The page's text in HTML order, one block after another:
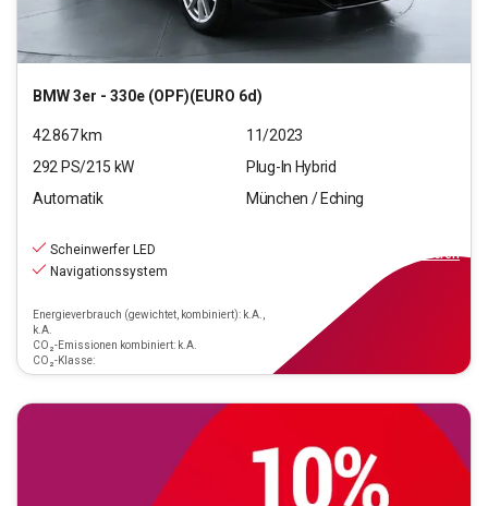
BMW3er - 330e (OPF)(EURO 6d)
42.867km
11/2023
292 PS/215 kW
Plug-In Hybrid
Automatik
München / Eching
Scheinwerfer LED
Navigationssystem
Energieverbrauch (gewichtet, kombiniert): k.A.,
k.A.
CO₂-Emissionen kombiniert: k.A.
CO₂-Klasse:
finanzieren